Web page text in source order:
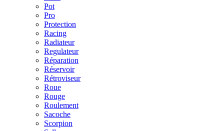
Pot
Pro
Protection
Racing
Radiateur
Regulateur
Réparation
Réservoir
Rétroviseur
Roue
Rouge
Roulement
Sacoche
Scorpion